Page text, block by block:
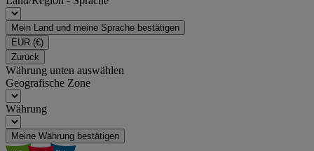
Mein Land und meine Sprache bestätigen
EUR (€)
Zurück
Währung unten auswählen
Geografische Zone
Währung
Meine Währung bestätigen